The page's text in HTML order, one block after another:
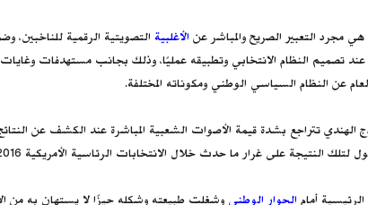
مجرد التعبير الصريح والمباشر عن الأغلبية التصويتية الرقمية للناخبين،
تصميم النظام الانتخابي وتطبيقه عمليًا، وذلك بجانب مستهدفات وغايات
عن النظام السياسي الوطني ومكوناته المختلفة.
الهندي تتراجع بشدة قيمة الأصوات الشعبية المباشرة عند الكشف عن
حدث خلال الانتخابات الرئاسية الأمريكية 2016، والتي أعلن فيها فوز المرشح الجمهوري
أمام الحوار الوطني وشغلت طبيعته وشكله حيزًا لا يستهان به من